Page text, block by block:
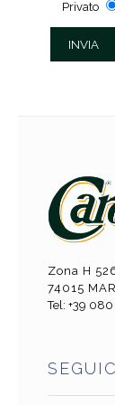
Privato
Zona H
74015
Tel: +39